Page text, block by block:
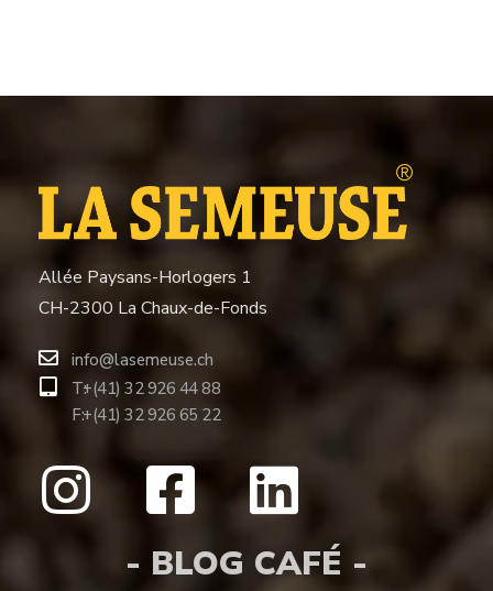
Allée Paysans-Horlogers 1
CH-2300 La Chaux-de-Fonds
info@lasemeuse.ch
T:
F:
+(41) 32 926 44 88
+(41) 32 926 65 22
- BLOG CAFÉ -